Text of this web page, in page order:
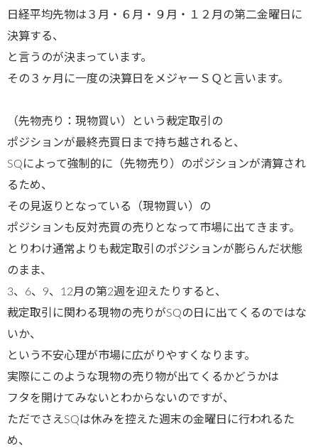
日経平均先物は３月・６月・９月・１２月の第二金曜日に
決算する、
と言うのが決まっています。
その３ヶ月に一度の決算日をメジャーＳＱと言います。
（先物売り：現物買い）という裁定取引の
ポジションが最終売買日まで持ち越されると、
SQによって強制的に（先物売り）のポジションが清算され
るため、
その見返りとなっている（現物買い）の
ポジションも反対売買の売りとなって市場に出てきます。
とりわけ通常よりも裁定取引のポジションが膨らんだ状態
のまま、
3、6、9、12月の第2週を迎えたりすると、
裁定取引に関わる現物の売りがSQの日に出てくるのではな
いか、
という不安心理が市場に広がりやすくなります。
実際にこのような現物の売り物が出てくるかどうかは
フタを開けてみないとわからないのですが、
ただでさえSQは休みを控えた週末の金曜日に行われるた
め、